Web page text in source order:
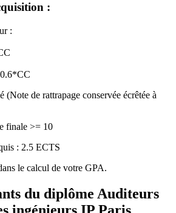
:
:
(Note de rattrapage conservée écrêtée à
finale >= 10
: 2.5 ECTS
le calcul de votre GPA.
du diplôme Auditeurs